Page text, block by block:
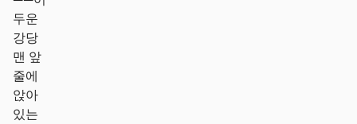
두운
강당
맨 앞
줄에
앉아
있는